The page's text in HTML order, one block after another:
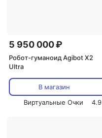
5 950 000 ₽
Робот-гуманоид Agibot X2
Ultra
В магазин
Виртуальные Очки
4.9